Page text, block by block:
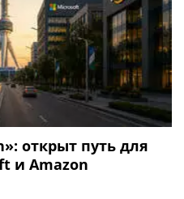
открыт путь для
и Amazon